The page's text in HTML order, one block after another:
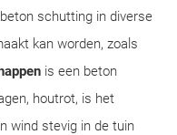
schutting in diverse
kan worden, zoals
is een beton
houtrot, is het
wind stevig in de tuin